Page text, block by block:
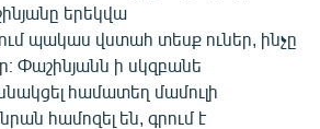
երեկվա
պակաս վստահ տեսք ուներ, ինչը
Փաշինյանն ի սկզբանե
համատեղ մամուլի
համոզել են, գրում է